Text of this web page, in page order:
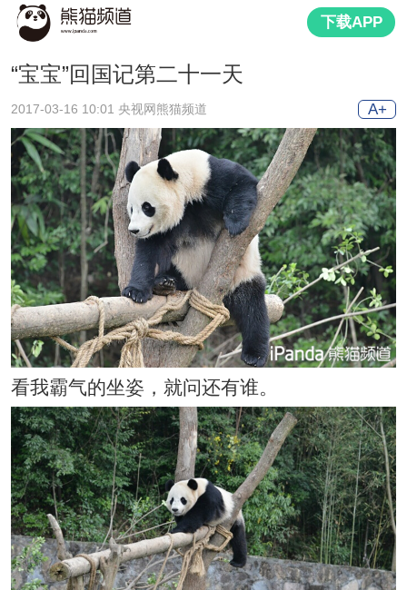
下载APP
“宝宝”回国记第二十一天
2017-03-16 10:01 央视网熊猫频道 A+
看我霸气的坐姿，就问还有谁。